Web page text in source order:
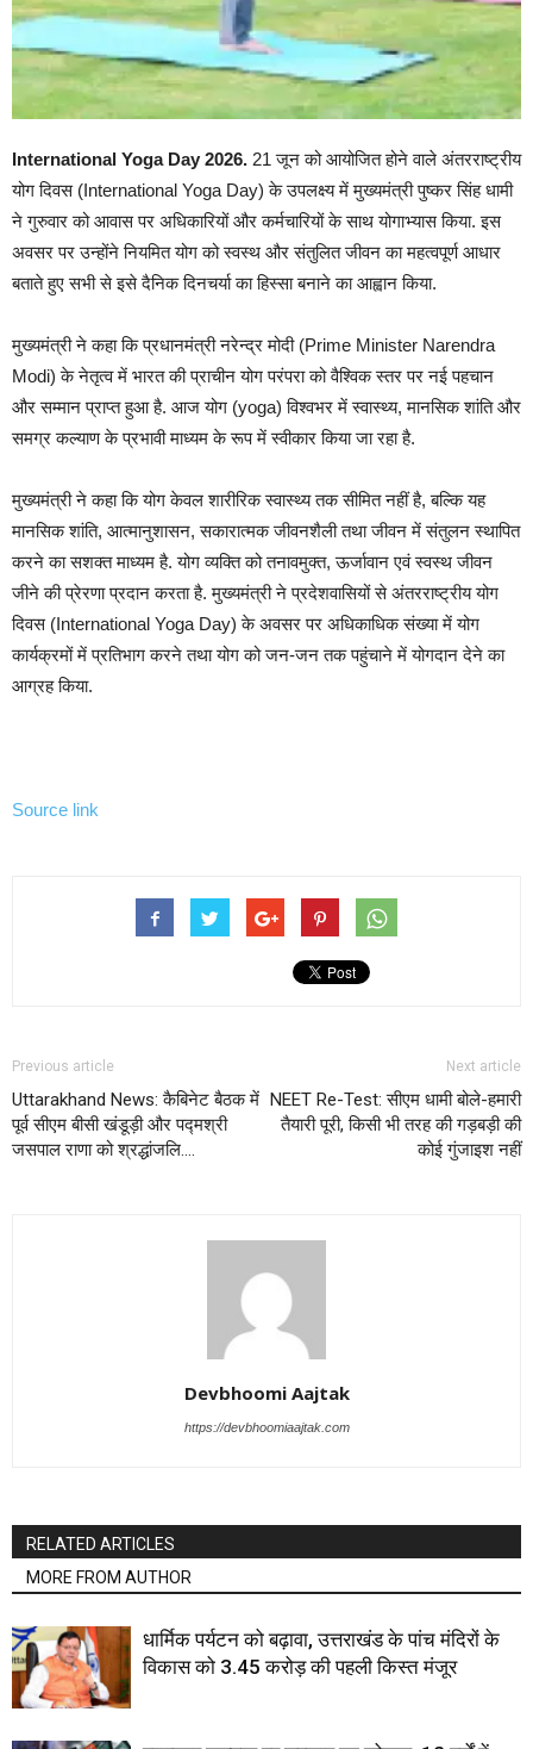
International Yoga Day 2026. 21 जून को आयोजित होने वाले अंतरराष्ट्रीय
योग दिवस (International Yoga Day) के उपलक्ष्य में मुख्यमंत्री पुष्कर सिंह धामी
ने गुरुवार को आवास पर अधिकारियों और कर्मचारियों के साथ योगाभ्यास किया. इस
अवसर पर उन्होंने नियमित योग को स्वस्थ और संतुलित जीवन का महत्वपूर्ण आधार
बताते हुए सभी से इसे दैनिक दिनचर्या का हिस्सा बनाने का आह्वान किया.
मुख्यमंत्री ने कहा कि प्रधानमंत्री नरेन्द्र मोदी (Prime Minister Narendra
Modi) के नेतृत्व में भारत की प्राचीन योग परंपरा को वैश्विक स्तर पर नई पहचान
और सम्मान प्राप्त हुआ है. आज योग (yoga) विश्वभर में स्वास्थ्य, मानसिक शांति और
समग्र कल्याण के प्रभावी माध्यम के रूप में स्वीकार किया जा रहा है.
मुख्यमंत्री ने कहा कि योग केवल शारीरिक स्वास्थ्य तक सीमित नहीं है, बल्कि यह
मानसिक शांति, आत्मानुशासन, सकारात्मक जीवनशैली तथा जीवन में संतुलन स्थापित
करने का सशक्त माध्यम है. योग व्यक्ति को तनावमुक्त, ऊर्जावान एवं स्वस्थ जीवन
जीने की प्रेरणा प्रदान करता है. मुख्यमंत्री ने प्रदेशवासियों से अंतरराष्ट्रीय योग
दिवस (International Yoga Day) के अवसर पर अधिकाधिक संख्या में योग
कार्यक्रमों में प्रतिभाग करने तथा योग को जन-जन तक पहुंचाने में योगदान देने का
आग्रह किया.
Source link
Previous article
Uttarakhand News: कैबिनेट बैठक में
पूर्व सीएम बीसी खंडूड़ी और पद्मश्री
जसपाल राणा को श्रद्धांजलि….
Next article
NEET Re-Test: सीएम धामी बोले-हमारी
तैयारी पूरी, किसी भी तरह की गड़बड़ी की
कोई गुंजाइश नहीं
Devbhoomi Aajtak
https://devbhoomiaajtak.com
RELATED ARTICLES
MORE FROM AUTHOR
धार्मिक पर्यटन को बढ़ावा, उत्तराखंड के पांच मंदिरों के
विकास को 3.45 करोड़ की पहली किस्त मंजूर